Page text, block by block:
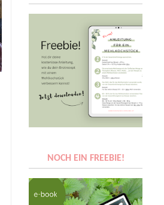
NOCH EIN FREEBIE!